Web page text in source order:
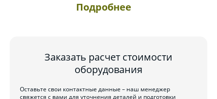
Подробнее
Заказать расчет стоимости
оборудования
Оставьте свои контактные данные – наш менеджер
свяжется с вами для уточнения деталей и подготовки